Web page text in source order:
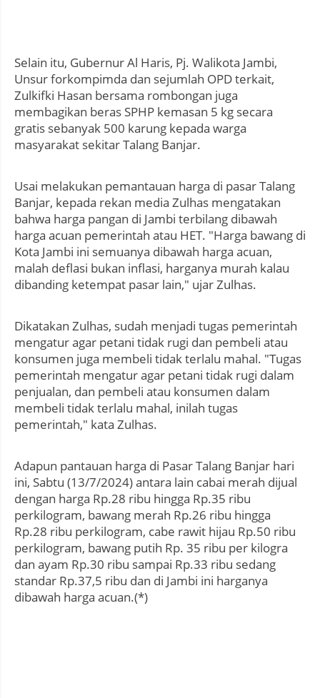
Selain itu, Gubernur Al Haris, Pj. Walikota Jambi,
Unsur forkompimda dan sejumlah OPD terkait,
Zulkifki Hasan bersama rombongan juga
membagikan beras SPHP kemasan 5 kg secara
gratis sebanyak 500 karung kepada warga
masyarakat sekitar Talang Banjar.
Usai melakukan pemantauan harga di pasar Talang
Banjar, kepada rekan media Zulhas mengatakan
bahwa harga pangan di Jambi terbilang dibawah
harga acuan pemerintah atau HET. "Harga bawang di
Kota Jambi ini semuanya dibawah harga acuan,
malah deflasi bukan inflasi, harganya murah kalau
dibanding ketempat pasar lain," ujar Zulhas.
Dikatakan Zulhas, sudah menjadi tugas pemerintah
mengatur agar petani tidak rugi dan pembeli atau
konsumen juga membeli tidak terlalu mahal. "Tugas
pemerintah mengatur agar petani tidak rugi dalam
penjualan, dan pembeli atau konsumen dalam
membeli tidak terlalu mahal, inilah tugas
pemerintah," kata Zulhas.
Adapun pantauan harga di Pasar Talang Banjar hari
ini, Sabtu (13/7/2024) antara lain cabai merah dijual
dengan harga Rp.28 ribu hingga Rp.35 ribu
perkilogram, bawang merah Rp.26 ribu hingga
Rp.28 ribu perkilogram, cabe rawit hijau Rp.50 ribu
perkilogram, bawang putih Rp. 35 ribu per kilogra
dan ayam Rp.30 ribu sampai Rp.33 ribu sedang
standar Rp.37,5 ribu dan di Jambi ini harganya
dibawah harga acuan.(*)